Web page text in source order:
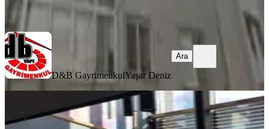
D&B GayrimenkulYaşar Deniz
Ara
Kemerburgazda Site İçinde Full
Eşyalı, Taşınmaya Hazır 1+1 Kira